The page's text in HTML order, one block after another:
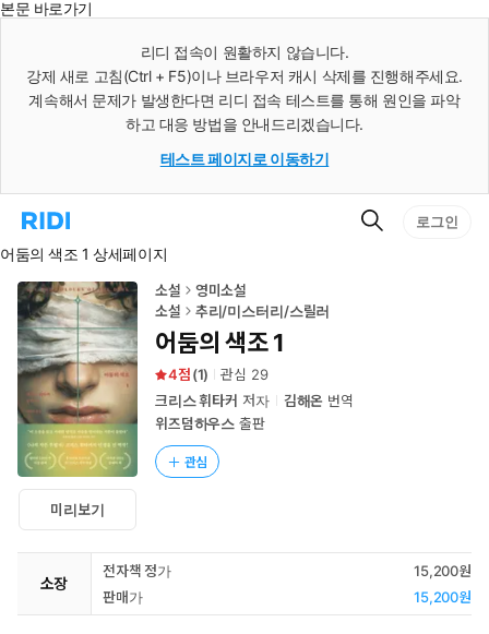
본문 바로가기
리디 접속이 원활하지 않습니다.
강제 새로 고침(Ctrl + F5)이나 브라우저 캐시 삭제를 진행해주세요.
계속해서 문제가 발생한다면 리디 접속 테스트를 통해 원인을 파악
하고 대응 방법을 안내드리겠습니다.
테스트 페이지로 이동하기
리
홈
로
이
동
검
로그인
어둠의 색조 1 상세페이지
미리보기
소설
영미소설
소설
추리/미스터리/스릴러
어둠의 색조 1
4 (1) 관심 29
크리스 휘타커 저자 김해온 번역
위즈덤하우스 출판
관심
소장
전자책 정가
15,200원
판매가
15,200원